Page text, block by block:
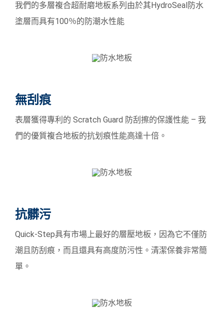
我們的多層複合超耐磨地板系列由於其HydroSeal防水
塗層而具有100％的防潮水性能
無刮痕
表層獲得專利的 Scratch Guard 防刮擦的保護性能 – 我
們的優質複合地板的抗划痕性能高達十倍。
抗髒污
Quick-Step具有市場上最好的層壓地板，因為它不僅防
潮且防刮痕，而且還具有高度防污性。清潔保養非常簡
單。